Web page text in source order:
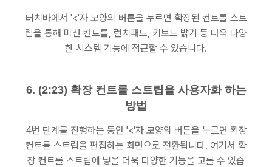
터치바에서 '<'자 모양의 버튼을 누르면 확장된 컨트롤 스트
립을 통해 미션 컨트롤, 런치패드, 키보드 밝기 등 더욱 다양
한 시스템 기능에 접근할 수 있습니다.
6. (2:23) 확장 컨트롤 스트립을 사용자화 하는
방법
4번 단계를 진행하는 동안 '<'자 모양의 버튼을 누르면 확장
컨트롤 스트립을 편집하는 화면으로 전환됩니다. 여기서 확
장 컨트롤 스트립에 넣을 더욱 다양한 기능을 고를 수 있습